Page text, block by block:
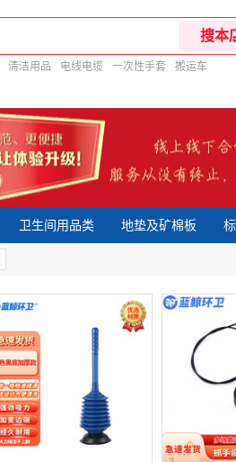
清洁用品 电线电缆 一次性手套 搬运车
卫生间用品类 地垫及矿棉板